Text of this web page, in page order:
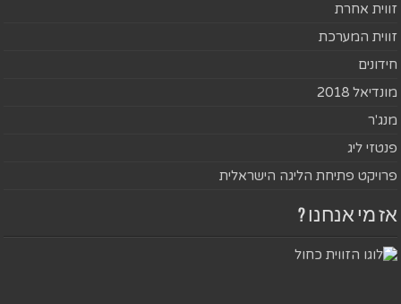
זווית אחרת
זווית המערכת
חידונים
מונדיאל 2018
מנג'ר
פנטזי ליג
פרויקט פתיחת הליגה הישראלית
אז מי אנחנו ?